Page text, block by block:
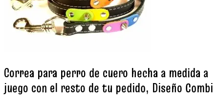
Correa para perro de cuero hecha a medida a
juego con el resto de tu pedido, Diseño Combi